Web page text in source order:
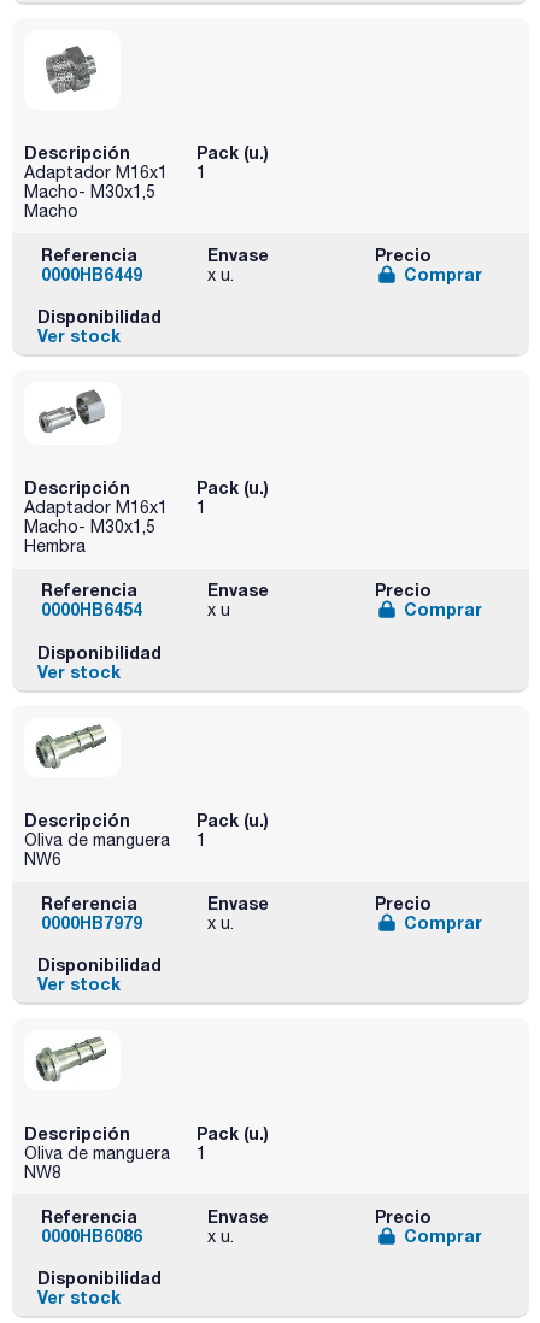
Descripción
Adaptador M16x1
Macho- M30x1,5
Macho
Pack (u.)
1
Referencia
0000HB6449
Envase
x u.
Precio
Comprar
Disponibilidad
Ver stock
Descripción
Adaptador M16x1
Macho- M30x1,5
Hembra
Pack (u.)
1
Referencia
0000HB6454
Envase
x u
Precio
Comprar
Disponibilidad
Ver stock
Descripción
Oliva de manguera
NW6
Pack (u.)
1
Referencia
0000HB7979
Envase
x u.
Precio
Comprar
Disponibilidad
Ver stock
Descripción
Oliva de manguera
NW8
Pack (u.)
1
Referencia
0000HB6086
Envase
x u.
Precio
Comprar
Disponibilidad
Ver stock